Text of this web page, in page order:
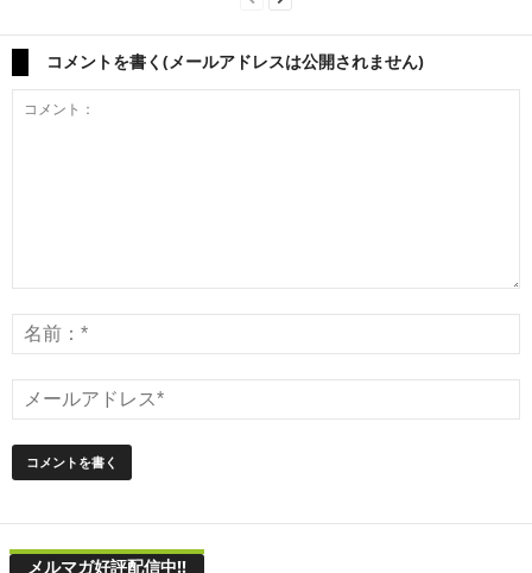
コメントを書く(メールアドレスは公開されません)
メルマガ好評配信中!!